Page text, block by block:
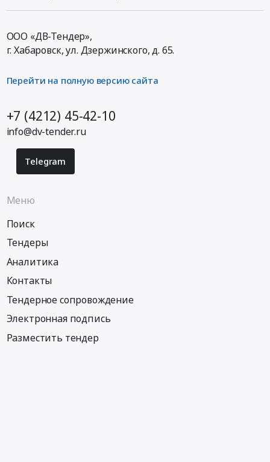
ООО «ДВ-Тендер»,
г. Хабаровск,ул. Дзержинского, д. 65.
Перейти на полную версию сайта
+7 (4212) 45-42-10
info@dv-tender.ru
Telegram
Меню
Поиск
Тендеры
Аналитика
Контакты
Тендерное сопровождение
Электронная подпись
Разместить тендер